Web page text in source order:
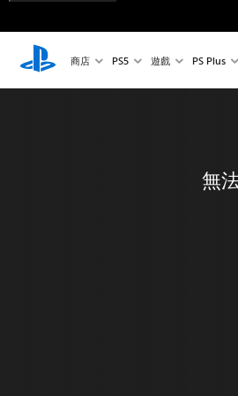
商店 PS5 遊戲 PS Plus
無